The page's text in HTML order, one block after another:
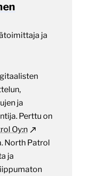
ja
ja
Perttu on
Oy:n
North Patrol
ja